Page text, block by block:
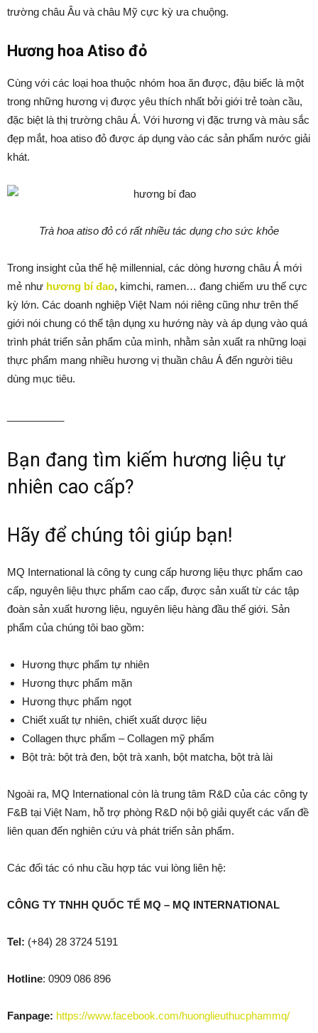
trường châu Âu và châu Mỹ cực kỳ ưa chuộng.
Hương hoa Atiso đỏ
Cùng với các loại hoa thuộc nhóm hoa ăn được, đậu biếc là một
trong những hương vị được yêu thích nhất bởi giới trẻ toàn cầu,
đặc biệt là thị trường châu Á. Với hương vị đặc trưng và màu sắc
đẹp mắt, hoa atiso đỏ được áp dụng vào các sản phẩm nước giải
khát.
Trà hoa atiso đỏ có rất nhiều tác dụng cho sức khỏe
Trong insight của thế hệ millennial, các dòng hương châu Á mới
mẻ như hương bí đao, kimchi, ramen… đang chiếm ưu thế cực
kỳ lớn. Các doanh nghiệp Việt Nam nói riêng cũng như trên thế
giới nói chung có thể tận dụng xu hướng này và áp dụng vào quá
trình phát triển sản phẩm của mình, nhằm sản xuất ra những loại
thực phẩm mang nhiều hương vị thuần châu Á đến người tiêu
dùng mục tiêu.
Bạn đang tìm kiếm hương liệu tự
nhiên cao cấp?
Hãy để chúng tôi giúp bạn!
MQ International là công ty cung cấp hương liệu thực phẩm cao
cấp, nguyên liệu thực phẩm cao cấp, được sản xuất từ các tập
đoàn sản xuất hương liệu, nguyên liệu hàng đầu thế giới. Sản
phẩm của chúng tôi bao gồm:
Hương thực phẩm tự nhiên
Hương thực phẩm mặn
Hương thực phẩm ngọt
Chiết xuất tự nhiên, chiết xuất dược liệu
Collagen thực phẩm – Collagen mỹ phẩm
Bột trà: bột trà đen, bột trà xanh, bột matcha, bột trà lài
Ngoài ra, MQ International còn là trung tâm R&D của các công ty
F&B tại Việt Nam, hỗ trợ phòng R&D nội bộ giải quyết các vấn đề
liên quan đến nghiên cứu và phát triển sản phẩm.
Các đối tác có nhu cầu hợp tác vui lòng liên hệ:
CÔNG TY TNHH QUỐC TẾ MQ – MQ INTERNATIONAL
Tel: (+84) 28 3724 5191
Hotline: 0909 086 896
Fanpage: https://www.facebook.com/huonglieuthucphammq/